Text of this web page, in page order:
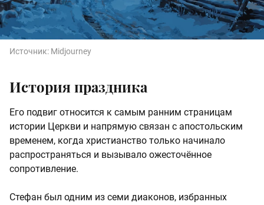
Источник: Midjourney
История праздника
Его подвиг относится к самым ранним страницам
истории Церкви и напрямую связан с апостольским
временем, когда христианство только начинало
распространяться и вызывало ожесточённое
сопротивление.
Стефан был одним из семи диаконов, избранных